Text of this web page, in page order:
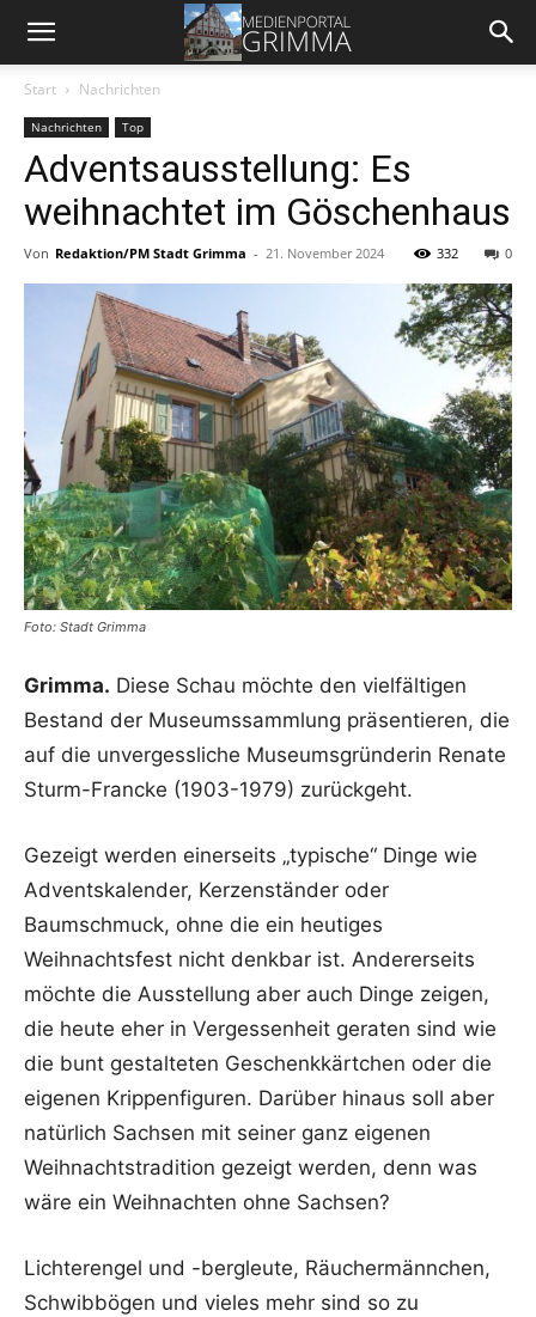
Start Nachrichten
Nachrichten Top
Adventsausstellung: Es
weihnachtet im Göschenhaus
Von Redaktion/PM Stadt Grimma - 21. November 2024 0
332
Foto: Stadt Grimma
Grimma. Diese Schau möchte den vielfältigen
Bestand der Museumssammlung präsentieren, die
auf die unvergessliche Museumsgründerin Renate
Sturm-Francke (1903-1979) zurückgeht.
Gezeigt werden einerseits „typische“ Dinge wie
Adventskalender, Kerzenständer oder
Baumschmuck, ohne die ein heutiges
Weihnachtsfest nicht denkbar ist. Andererseits
möchte die Ausstellung aber auch Dinge zeigen,
die heute eher in Vergessenheit geraten sind wie
die bunt gestalteten Geschenkkärtchen oder die
eigenen Krippenfiguren. Darüber hinaus soll aber
natürlich Sachsen mit seiner ganz eigenen
Weihnachtstradition gezeigt werden, denn was
wäre ein Weihnachten ohne Sachsen?
Lichterengel und -bergleute, Räuchermännchen,
Schwibbögen und vieles mehr sind so zu